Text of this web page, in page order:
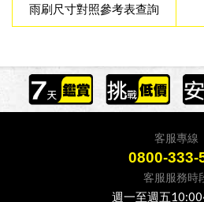
雨刷尺寸對照參考表查詢
客服專線
0800-333-
客服服務時
週一至週五